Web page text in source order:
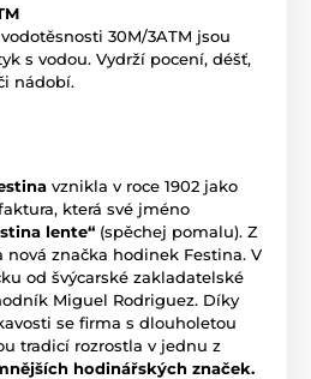
30M/3ATM jsou
s vodou. Vydrží pocení, déšť,
nádobí.
vznikla v roce 1902 jako
která své jméno
lente“ (spěchej pomalu). Z
značka hodinek Festina. V
od švýcarské zakladatelské
Miguel Rodriguez. Díky
se firma s dlouholetou
tradicí rozrostla v jednu z
hodinářských značek.